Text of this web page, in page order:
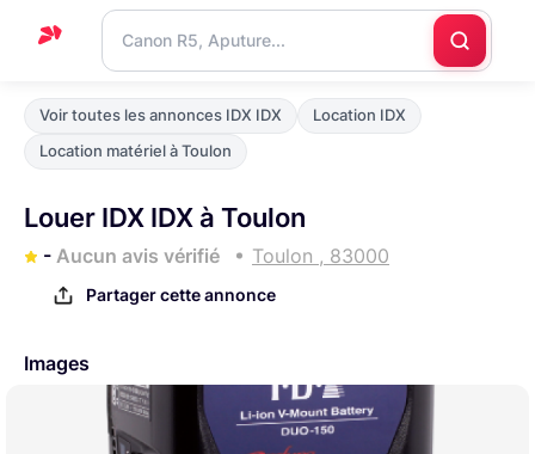
Accueil
Support
contacter
Voir toutes les annonces IDX IDX
Location IDX
Location matériel à Toulon
Louer IDX IDX à Toulon
- Aucun avis vérifié Toulon , 83000
Partager cette annonce
Images